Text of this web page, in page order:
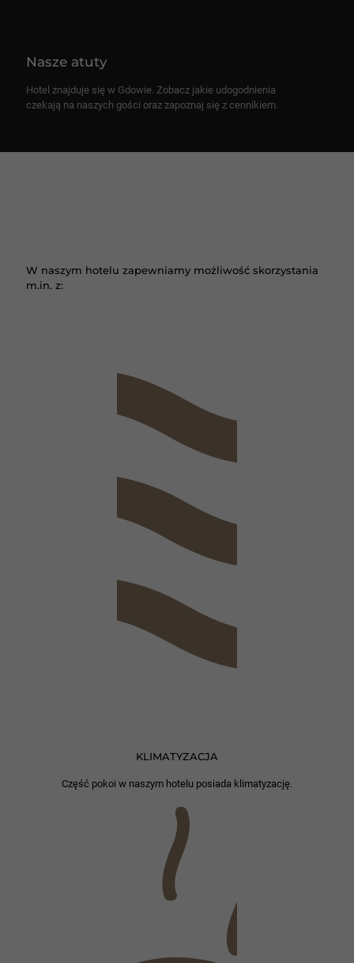
Nasze atuty
Hotel znajduje się w Gdowie. Zobacz jakie udogodnienia
czekają na naszych gości oraz zapoznaj się z cennikiem.
W naszym hotelu zapewniamy możliwość skorzystania
m.in. z:
KLIMATYZACJA
Część pokoi w naszym hotelu posiada klimatyzację.